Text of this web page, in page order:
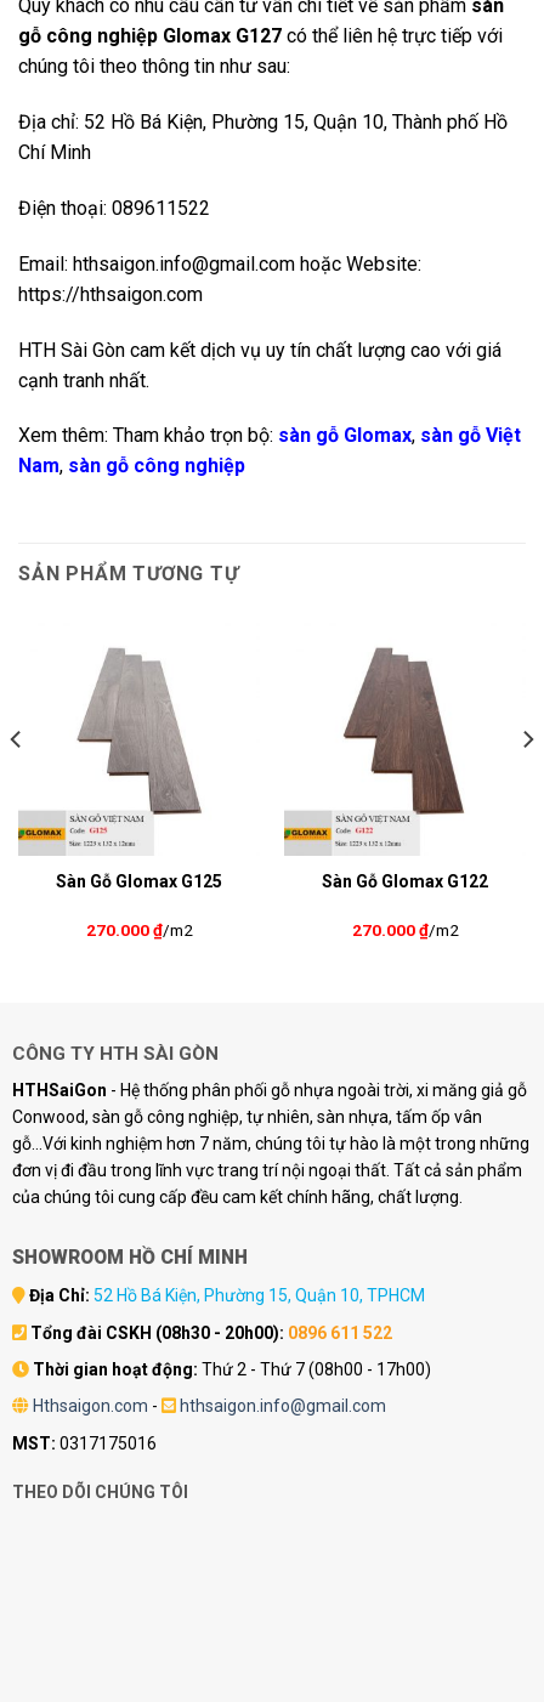
Quý khách có nhu cầu cần tư vấn chi tiết về sản phẩm sàn
gỗ công nghiệp Glomax G127 có thể liên hệ trực tiếp với
chúng tôi theo thông tin như sau:
Địa chỉ: 52 Hồ Bá Kiện, Phường 15, Quận 10, Thành phố Hồ
Chí Minh
Điện thoại: 089611522
Email: hthsaigon.info@gmail.com hoặc Website:
https://hthsaigon.com
HTH Sài Gòn cam kết dịch vụ uy tín chất lượng cao với giá
cạnh tranh nhất.
Xem thêm: Tham khảo trọn bộ: sàn gỗ Glomax, sàn gỗ Việt
Nam, sàn gỗ công nghiệp
SẢN PHẨM TƯƠNG TỰ
Sàn Gỗ Glomax G125
270.000₫/m2
Sàn Gỗ Glomax G122
270.000₫/m2
CÔNG TY HTH SÀI GÒN
HTHSaiGon - Hệ thống phân phối gỗ nhựa ngoài trời, xi măng giả gỗ
Conwood, sàn gỗ công nghiệp, tự nhiên, sàn nhựa, tấm ốp vân
gỗ...Với kinh nghiệm hơn 7 năm, chúng tôi tự hào là một trong những
đơn vị đi đầu trong lĩnh vực trang trí nội ngoại thất. Tất cả sản phẩm
của chúng tôi cung cấp đều cam kết chính hãng, chất lượng.
SHOWROOM HỒ CHÍ MINH
Địa Chỉ: 52 Hồ Bá Kiện, Phường 15, Quận 10, TPHCM
Tổng đài CSKH (08h30 - 20h00): 0896 611 522
Thời gian hoạt động: Thứ 2 - Thứ 7 (08h00 - 17h00)
Hthsaigon.com -
hthsaigon.info@gmail.com
MST: 0317175016
THEO DÕI CHÚNG TÔI